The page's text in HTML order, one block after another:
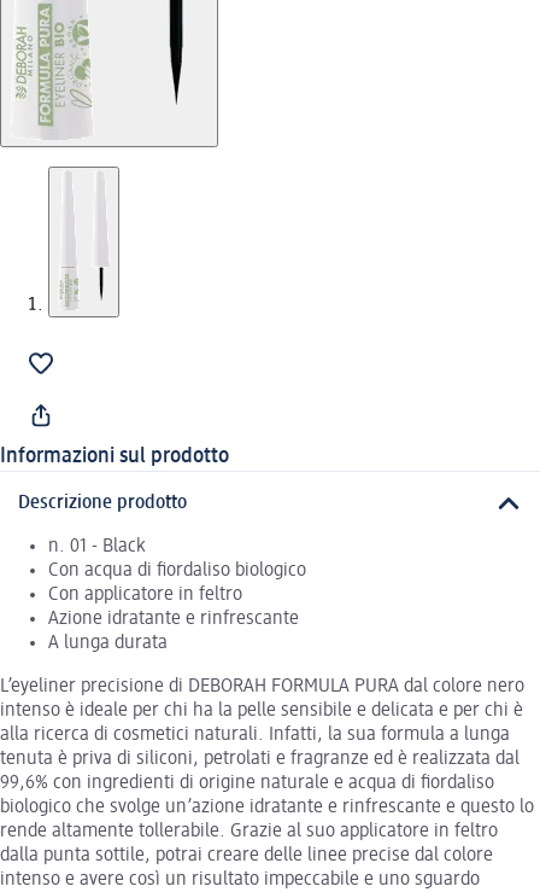
Informazioni sul prodotto
Descrizione prodotto
n. 01 - Black
Con acqua di fiordaliso biologico
Con applicatore in feltro
Azione idratante e rinfrescante
A lunga durata
L’eyeliner precisione di DEBORAH FORMULA PURA dal colore nero
intenso è ideale per chi ha la pelle sensibile e delicata e per chi è
alla ricerca di cosmetici naturali. Infatti, la sua formula a lunga
tenuta è priva di siliconi, petrolati e fragranze ed è realizzata dal
99,6% con ingredienti di origine naturale e acqua di fiordaliso
biologico che svolge un’azione idratante e rinfrescante e questo lo
rende altamente tollerabile. Grazie al suo applicatore in feltro
dalla punta sottile, potrai creare delle linee precise dal colore
intenso e avere così un risultato impeccabile e uno sguardo